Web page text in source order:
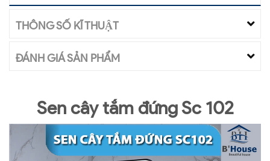
THÔNG SỐ KĨ THUẬT
ĐÁNH GIÁ SẢN PHẨM
Sen cây tắm đứng Sc 102